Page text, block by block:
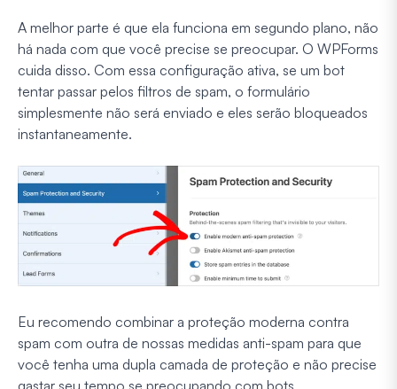
A melhor parte é que ela funciona em segundo plano, não
há nada com que você precise se preocupar. O WPForms
cuida disso. Com essa configuração ativa, se um bot
tentar passar pelos filtros de spam, o formulário
simplesmente não será enviado e eles serão bloqueados
instantaneamente.
Eu recomendo combinar a proteção moderna contra
spam com outra de nossas medidas anti-spam para que
você tenha uma dupla camada de proteção e não precise